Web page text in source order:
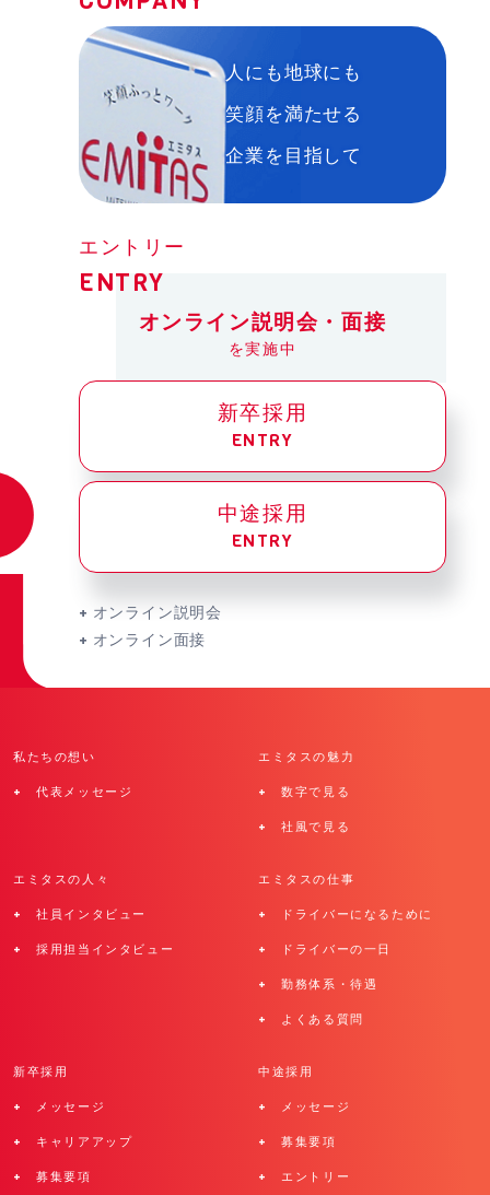
人にも地球にも
笑顔を満たせる
企業を目指して
エントリー
ENTRY
オンライン説明会・面接
を実施中
新卒採用
ENTRY
中途採用
ENTRY
+ オンライン説明会
+ オンライン面接
私たちの想い
+ 代表メッセージ
エミタスの魅力
+ 数字で見る
+ 社風で見る
エミタスの人々
+ 社員インタビュー
+ 採用担当インタビュー
エミタスの仕事
+ ドライバーになるために
+ ドライバーの一日
+ 勤務体系・待遇
+ よくある質問
新卒採用
+ メッセージ
+ キャリアアップ
+ 募集要項
中途採用
+ メッセージ
+ 募集要項
+ エントリー